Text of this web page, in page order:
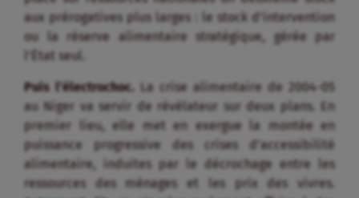
aux prérogatives plus larges : le stock d’intervention
ou la réserve alimentaire stratégique, gérée par
l’État seul.
Puis l’électrochoc. La crise alimentaire de 2004-05
au Niger va servir de révélateur sur deux plans. En
premier lieu, elle met en exergue la montée en
puissance progressive des crises d’accessibilité
alimentaire, induites par le décrochage entre les
ressources des ménages et les prix des vivres.